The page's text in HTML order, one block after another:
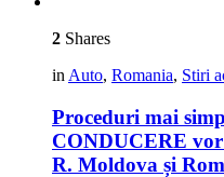
2 Shares
in Auto, Romania, Stiri
Proceduri mai
CONDUCERE
R. Moldova și